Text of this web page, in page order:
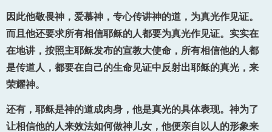
因此他敬畏神，爱慕神，专心传讲神的道，为真光作见证。
而且他还要求所有相信耶稣的人都要为真光作见证。实实在
在地讲，按照主耶稣发布的宣教大使命，所有相信他的人都
是传道人，都要在自己的生命见证中反射出耶稣的真光，来
荣耀神。
还有，耶稣是神的道成肉身，他是真光的具体表现。神为了
让相信他的人来效法如何做神儿女，他便亲自以人的形象来